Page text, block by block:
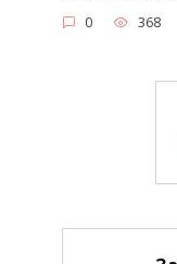
0 368